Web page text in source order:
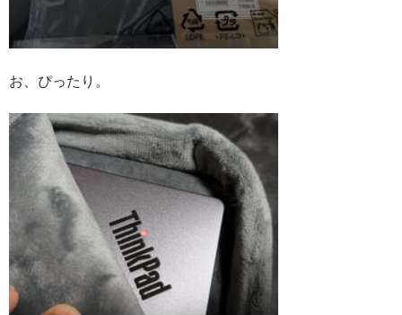
お、ぴったり。